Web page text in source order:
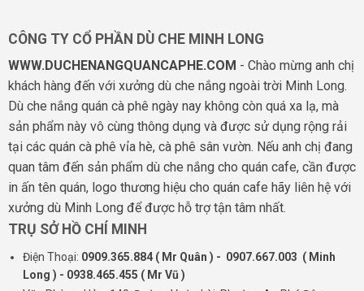
CÔNG TY CỔ PHẦN DÙ CHE MINH LONG
WWW.DUCHENANGQUANCAPHE.COM - Chào mừng anh chị
khách hàng đến với xưởng dù che nắng ngoài trời Minh Long.
Dù che nắng quán cà phê ngày nay không còn quá xa lạ, mà
sản phẩm này vô cùng thông dụng và được sử dụng rộng rải
tại các quán cà phê vỉa hè, cà phê sân vườn. Nếu anh chị đang
quan tâm đến sản phẩm dù che nắng cho quán cafe, cần được
in ấn tên quán, logo thương hiệu cho quán cafe hãy liên hệ với
xưởng dù Minh Long để được hỗ trợ tận tâm nhất.
TRỤ SỞ HỒ CHÍ MINH
Điện Thoại: 0909.365.884 ( Mr Quân ) - 0907.667.003 ( Minh
Long ) - 0938.465.455 ( Mr Vũ )